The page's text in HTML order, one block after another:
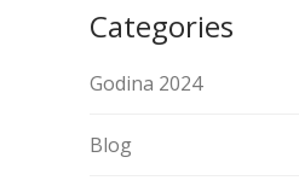
Categories
Godina 2024
Blog